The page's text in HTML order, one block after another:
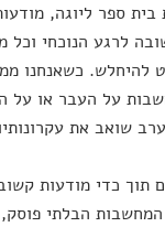
ספר ליוגה,
לרגע הנוכחי
כשאנחנו
על העבר או על
שואב את
תוך כדי מודעות
הבלתי